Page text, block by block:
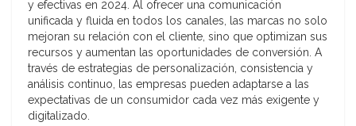
y efectivas en 2024. Al ofrecer una comunicación
unificada y fluida en todos los canales, las marcas no solo
mejoran su relación con el cliente, sino que optimizan sus
recursos y aumentan las oportunidades de conversión. A
través de estrategias de personalización, consistencia y
análisis continuo, las empresas pueden adaptarse a las
expectativas de un consumidor cada vez más exigente y
digitalizado.